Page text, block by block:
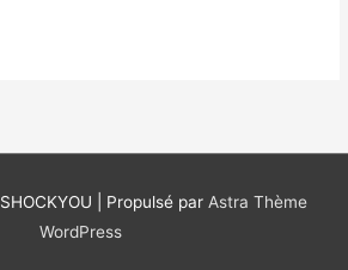
SHOCKYOU | Propulsé par Astra Thème
WordPress